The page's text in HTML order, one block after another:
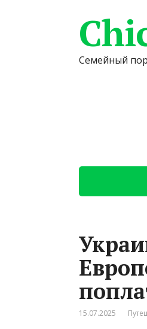
Семейный
15.07.2025